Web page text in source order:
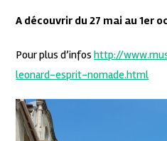
A découvrir du 27 mai au 1er
Pour plus d’infoshttp://
leonard-esprit-nomade.html